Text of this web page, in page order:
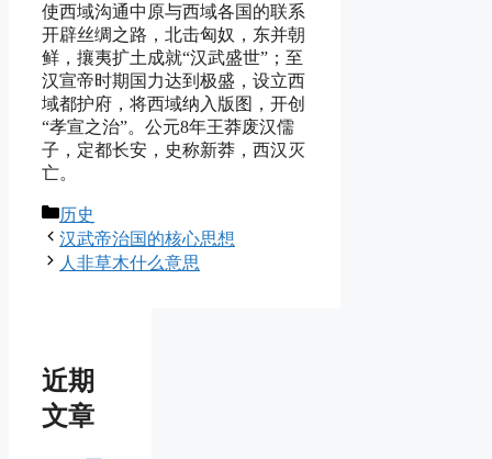
使西域沟通中原与西域各国的联系
开辟丝绸之路，北击匈奴，东并朝
鲜，攘夷扩土成就“汉武盛世”；至
汉宣帝时期国力达到极盛，设立西
域都护府，将西域纳入版图，开创
“孝宣之治”。公元8年王莽废汉儒
子，定都长安，史称新莽，西汉灭
亡。
分
类
历史
汉武帝治国的核心思想
人非草木什么意思
近期
文章